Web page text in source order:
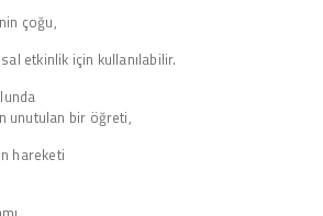
çoğu,
etkinlik için kullanılabilir.
unutulan bir öğreti,
hareketi